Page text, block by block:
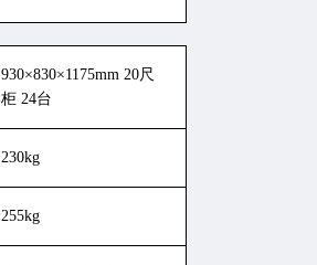
930×830×1175mm 20尺
柜 24台
230kg
255kg